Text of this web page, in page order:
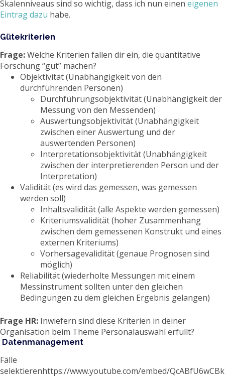
Skalenniveaus sind so wichtig, dass ich nun einen eigenen
Eintrag dazu habe.
Gütekriterien
Frage:Welche Kriterien fallen dir ein, die quantitative
Forschung “gut” machen?
Objektivität (Unabhängigkeit von den
durchführenden Personen)
Durchführungsobjektivität (Unabhängigkeit der
Messung von den Messenden)
Auswertungsobjektivität (Unabhängigkeit
zwischen einer Auswertung und der
auswertenden Personen)
Interpretationsobjektivität (Unabhängigkeit
zwischen der interpretierenden Person und der
Interpretation)
Validität (es wird das gemessen, was gemessen
werden soll)
Inhaltsvalidität (alle Aspekte werden gemessen)
Kriteriumsvalidität (hoher Zusammenhang
zwischen dem gemessenen Konstrukt und eines
externen Kriteriums)
Vorhersagevalidität (genaue Prognosen sind
möglich)
Reliabilität (wiederholte Messungen mit einem
Messinstrument sollten unter den gleichen
Bedingungen zu dem gleichen Ergebnis gelangen)
Frage HR: Inwiefern sind diese Kriterien in deiner
Organisation beim Theme Personalauswahl erfüllt?
Datenmanagement
Fälle
selektierenhttps://www.youtube.com/embed/QcABfU6wCBk